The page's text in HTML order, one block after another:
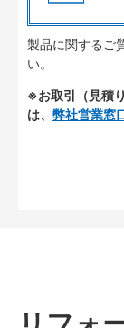
製品に関するご
い。
※お取引（見積
は、 弊社営業窓